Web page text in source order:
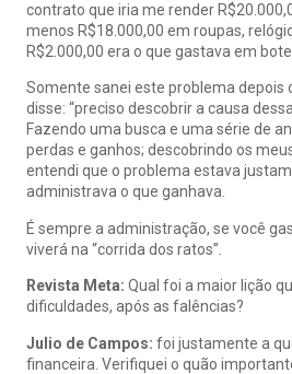
contrato que iria me render
menos R$18.000,00 em roupas,
R$2.000,00 era o que gastava em
Somente sanei este problema depois
disse: “preciso descobrir a causa
Fazendo uma busca e uma série de
perdas e ganhos; descobrindo os
entendi que o problema estava
administrava o que ganhava.
É sempre a administração, se você
viverá na “corrida dos ratos”.
Revista Meta: Qual foi a maior lição
dificuldades, após as falências?
Julio de Campos: foi justamente a
financeira. Verifiquei o quão